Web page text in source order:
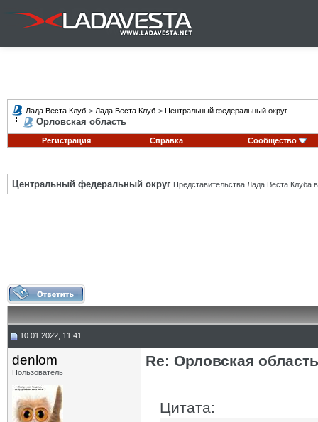
Лада Веста Клуб > Лада Веста Клуб > Центральный федеральный округ
Орловская область
Регистрация Справка Сообщество
Центральный федеральный округ Представительства Лада Веста Клуба
10.01.2022, 11:41
denlom
Пользователь
Re: Орловская область
Цитата: